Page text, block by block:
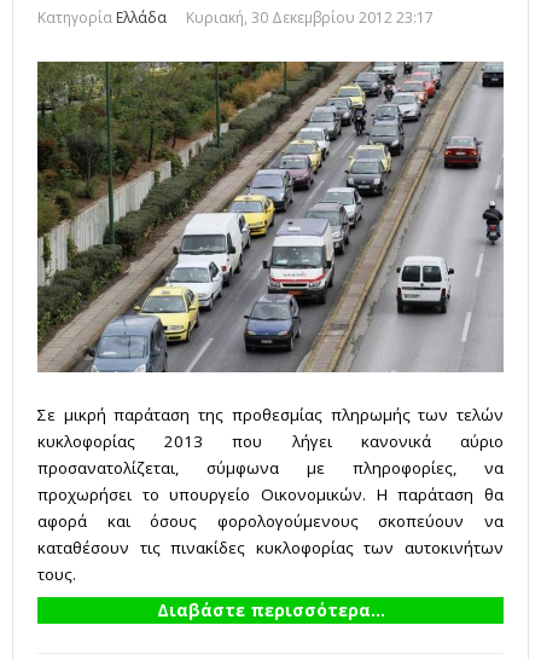
Κατηγορία Ελλάδα Κυριακή, 30 Δεκεμβρίου 2012 23:17
Σε μικρή παράταση της προθεσμίας πληρωμής των τελών
κυκλοφορίας 2013 που λήγει κανονικά αύριο
προσανατολίζεται, σύμφωνα με πληροφορίες, να
προχωρήσει το υπουργείο Οικονομικών. Η παράταση θα
αφορά και όσους φορολογούμενους σκοπεύουν να
καταθέσουν τις πινακίδες κυκλοφορίας των αυτοκινήτων
τους.
Διαβάστε περισσότερα...